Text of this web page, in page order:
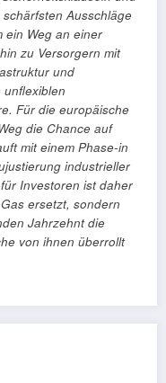
Ausschläge
ein Weg an einer
zu Versorgern mit
und
Für die europäische
die Chance auf
mit einem Phase-in
industrieller
Investoren ist daher
ersetzt, sondern
Jahrzehnt die
von ihnen überrollt